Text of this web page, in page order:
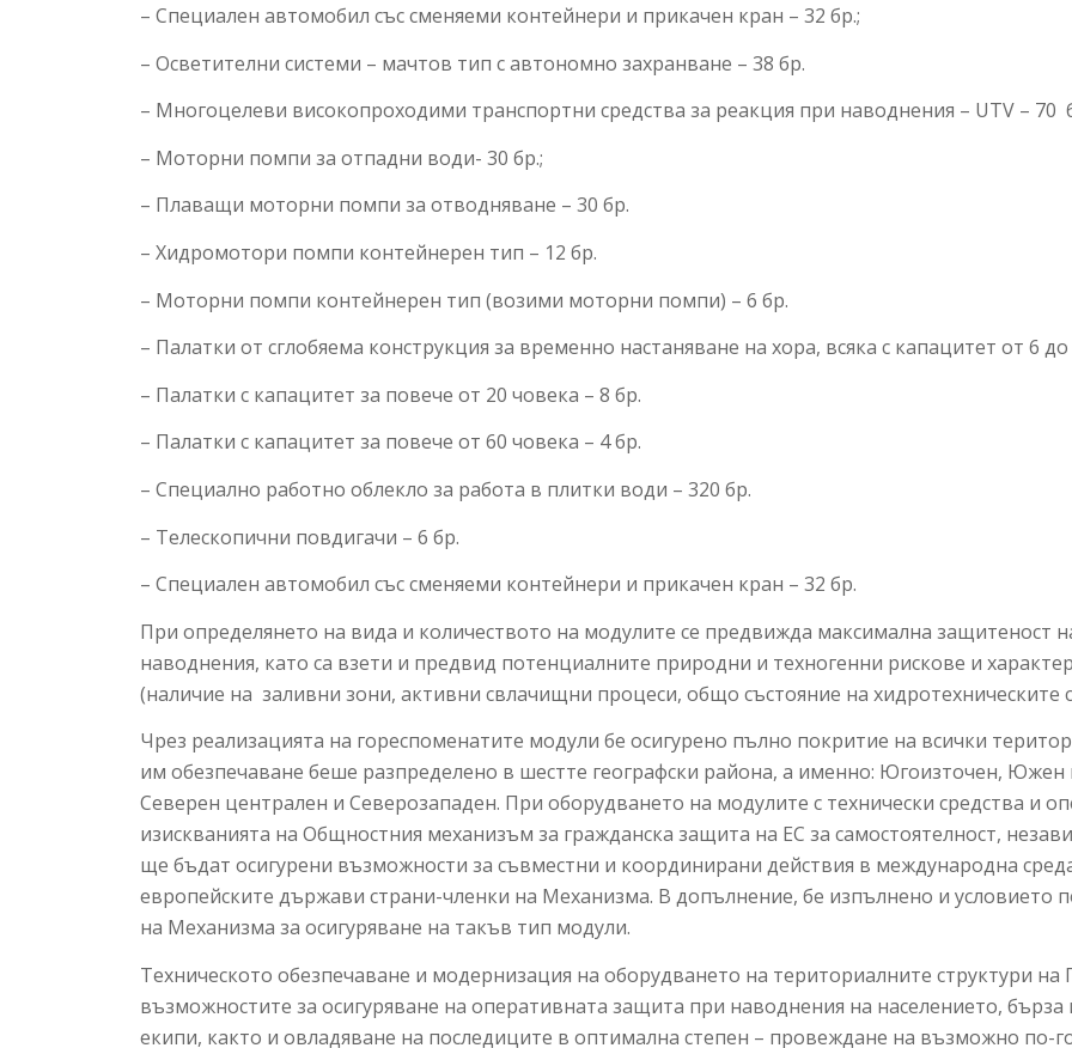
– Специален автомобил със сменяеми контейнери и прикачен кран – 32 бр.;
– Осветителни системи – мачтов тип с автономно захранване – 38 бр.
– Многоцелеви високопроходими транспортни средства за реакция при наводнения – UTV – 70
– Моторни помпи за отпадни води- 30 бр.;
– Плаващи моторни помпи за отводняване – 30 бр.
– Хидромотори помпи контейнерен тип – 12 бр.
– Моторни помпи контейнерен тип (возими моторни помпи) – 6 бр.
– Палатки от сглобяема конструкция за временно настаняване на хора, всяка с капацитет от 6
– Палатки с капацитет за повече от 20 човека – 8 бр.
– Палатки с капацитет за повече от 60 човека – 4 бр.
– Специално работно облекло за работа в плитки води – 320 бр.
– Телескопични повдигачи – 6 бр.
– Специален автомобил със сменяеми контейнери и прикачен кран – 32 бр.
При определянето на вида и количеството на модулите се предвижда максимална защитеност
наводнения, като са взети и предвид потенциалните природни и техногенни рискове и
(наличие на заливни зони, активни свлачищни процеси, общо състояние на хидротехническите
Чрез реализацията на гореспоменатите модули бе осигурено пълно покритие на всички
им обезпечаване беше разпределено в шестте географски района, а именно: Югоизточен,
Северен централен и Северозападен. При оборудването на модулите с технически средства и
изискванията на Общностния механизъм за гражданска защита на ЕС за самостоятелност,
ще бъдат осигурени възможности за съвместни и координирани действия в международна
европейските държави страни-членки на Механизма. В допълнение, бе изпълнено и условието
на Механизма за осигуряване на такъв тип модули.
Техническото обезпечаване и модернизация на оборудването на териториалните структури
възможностите за осигуряване на оперативната защита при наводнения на населението,
екипи, както и овладяване на последиците в оптимална степен – провеждане на възможно по-